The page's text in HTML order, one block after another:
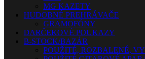
MG KAZETY
HUDOBNÉ PREHRÁVAČE
GRAMOFÓNY
DARČEKOVÉ POUKAZY
B-STOCK/BAZÁR
POUŽITÉ, ROZBALENÉ,